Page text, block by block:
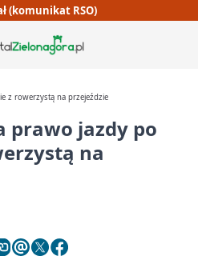
(komunikat RSO)
z rowerzystą na przejeździe
prawo jazdy po
na